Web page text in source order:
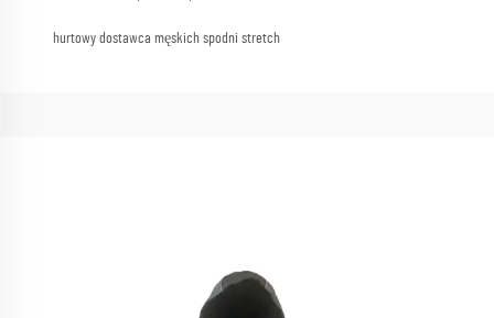
hurtowy dostawca męskich spodni stretch